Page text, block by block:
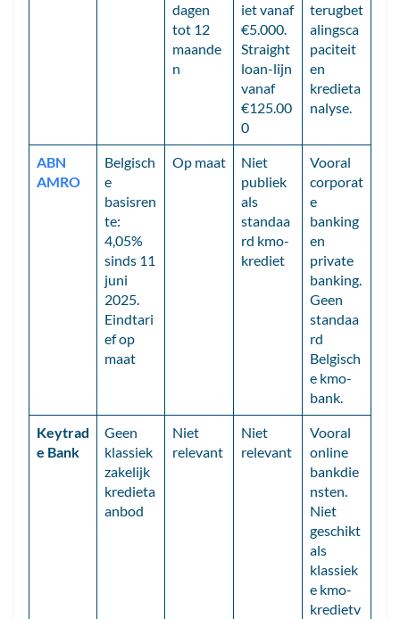
dagen
tot 12
maande
n
iet vanaf
€5.000.
Straight
loan-lijn
vanaf
€125.00
0
terugbet
alingsca
paciteit
en
kredieta
nalyse.
ABN
AMRO
Belgisch
e
basisren
te:
4,05%
sinds 11
juni
2025.
Eindtari
ef op
maat
Op maat
Niet
publiek
als
standaa
rd kmo-
krediet
Vooral
corporat
e
banking
en
private
banking.
Geen
standaa
rd
Belgisch
e kmo-
bank.
Keytrad
e Bank
Geen
klassiek
zakelijk
kredieta
anbod
Niet
relevant
Niet
relevant
Vooral
online
bankdie
nsten.
Niet
geschikt
als
klassiek
e kmo-
kredietv